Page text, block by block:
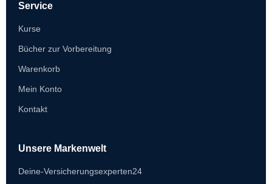
Service
Kurse
Bücher zur Vorbereitung
Warenkorb
Mein Konto
Kontakt
Unsere Markenwelt
Deine-Versicherungsexperten24